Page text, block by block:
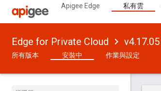
Apigee Edge 私有雲
Edge for Private Cloud v4.17.05
所有版本 安裝中 作業與設定